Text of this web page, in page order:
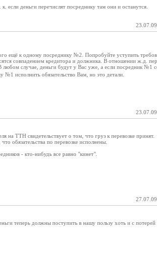
если деньги перечислят посреднику там они и останутся.
ещё к одному посреднику №2. Попробуйте уступить
совпадением кредитора и должника. В отношении ж.д.
любом случае, деньги будут у Вас уже, а если посредник №1
исполнить обязательство Вам, но это детали.
на ТТН свидетельствует о том, что груз к перевозке принят.
обязательства по перевозке исполнены.
- кто-нибудь все равно "кинет".
теперь должны поступить в нашу пользу хоть и с потерей